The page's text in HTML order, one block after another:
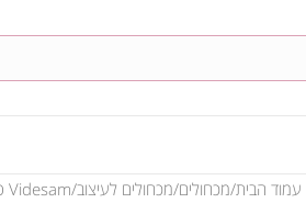
עמוד הבית מכחולים מכחולים לעיצוב Videsam סט מכחולי סיליקון – 5 יחידות